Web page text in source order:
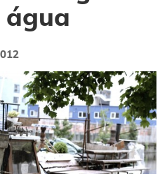
água